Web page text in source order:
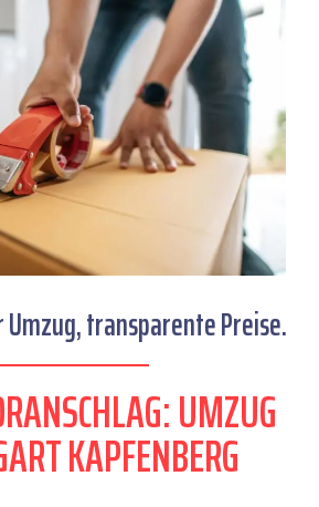
transparente Preise.
UMZUG
KAPFENBERG